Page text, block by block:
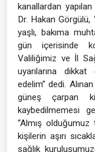
kanallardan
Dr. Hakan Görgülü,
yaşlı, bakıma
gün içerisinde
Valiliğimiz ve İl
uyarılarına
edelim” dedi.
güneş çarpan
kaybedilmemesi
“Almış
kişilerin aşırı
sağlık